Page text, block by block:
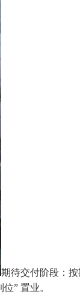
期待交付阶段：
” 置业。